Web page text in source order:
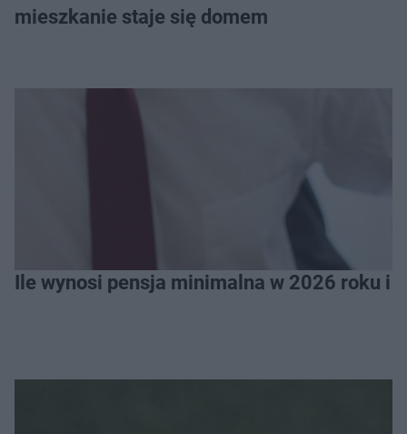
mieszkanie staje się domem
Ile wynosi pensja minimalna w 2026 roku i